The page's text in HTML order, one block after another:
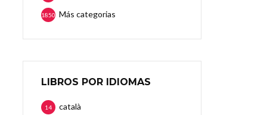
Más categorias
1850
LIBROS POR IDIOMAS
català
14